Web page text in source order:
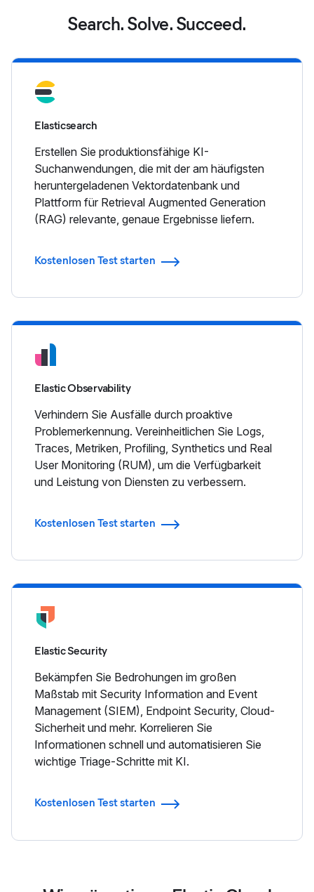
Search. Solve. Succeed.
Elasticsearch
Erstellen Sie produktionsfähige KI-
Suchanwendungen, die mit der am häufigsten
heruntergeladenen Vektordatenbank und
Plattform für Retrieval Augmented Generation
(RAG) relevante, genaue Ergebnisse liefern.
Kostenlosen Test starten
Elastic Observability
Verhindern Sie Ausfälle durch proaktive
Problemerkennung. Vereinheitlichen Sie Logs,
Traces, Metriken, Profiling, Synthetics und Real
User Monitoring (RUM), um die Verfügbarkeit
und Leistung von Diensten zu verbessern.
Kostenlosen Test starten
Elastic Security
Bekämpfen Sie Bedrohungen im großen
Maßstab mit Security Information and Event
Management (SIEM), Endpoint Security, Cloud-
Sicherheit und mehr. Korrelieren Sie
Informationen schnell und automatisieren Sie
wichtige Triage-Schritte mit KI.
Kostenlosen Test starten